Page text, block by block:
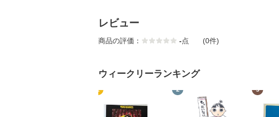
レビュー
商品の評価： -点 (0件)
ウィークリーランキング
1 2 3